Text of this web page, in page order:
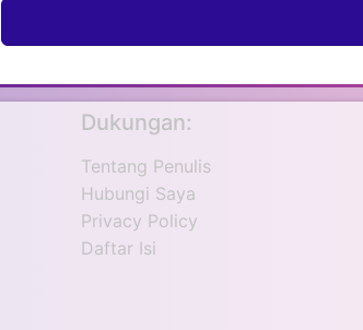
Dukungan:
Tentang Penulis
Hubungi Saya
Privacy Policy
Daftar Isi